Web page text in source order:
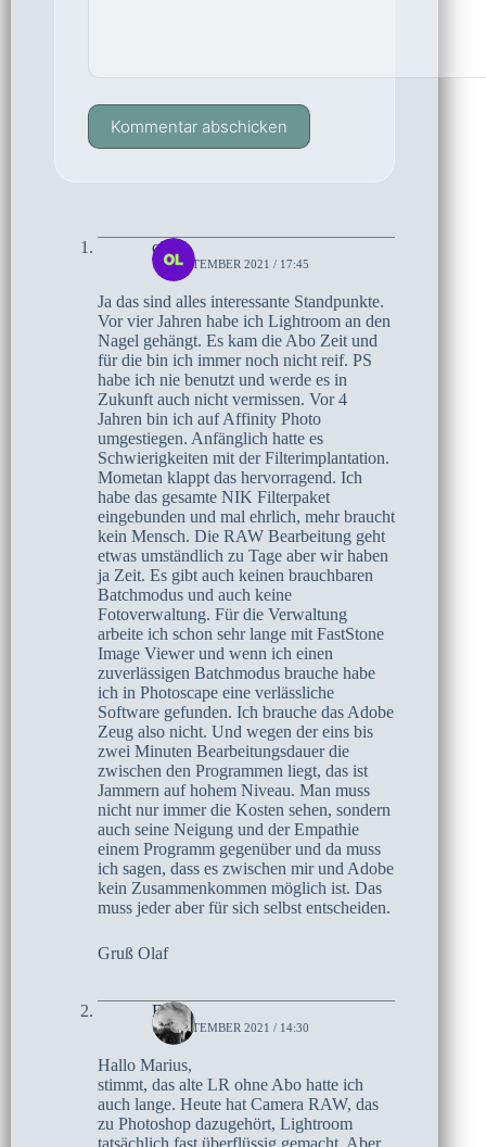
Kommentar abschicken
olaf
19. SEPTEMBER 2021 / 17:45
Ja das sind alles interessante Standpunkte.
Vor vier Jahren habe ich Lightroom an den
Nagel gehängt. Es kam die Abo Zeit und
für die bin ich immer noch nicht reif. PS
habe ich nie benutzt und werde es in
Zukunft auch nicht vermissen. Vor 4
Jahren bin ich auf Affinity Photo
umgestiegen. Anfänglich hatte es
Schwierigkeiten mit der Filterimplantation.
Mometan klappt das hervorragend. Ich
habe das gesamte NIK Filterpaket
eingebunden und mal ehrlich, mehr braucht
kein Mensch. Die RAW Bearbeitung geht
etwas umständlich zu Tage aber wir haben
ja Zeit. Es gibt auch keinen brauchbaren
Batchmodus und auch keine
Fotoverwaltung. Für die Verwaltung
arbeite ich schon sehr lange mit FastStone
Image Viewer und wenn ich einen
zuverlässigen Batchmodus brauche habe
ich in Photoscape eine verlässliche
Software gefunden. Ich brauche das Adobe
Zeug also nicht. Und wegen der eins bis
zwei Minuten Bearbeitungsdauer die
zwischen den Programmen liegt, das ist
Jammern auf hohem Niveau. Man muss
nicht nur immer die Kosten sehen, sondern
auch seine Neigung und der Empathie
einem Programm gegenüber und da muss
ich sagen, dass es zwischen mir und Adobe
kein Zusammenkommen möglich ist. Das
muss jeder aber für sich selbst entscheiden.
Gruß Olaf
Elke
19. SEPTEMBER 2021 / 14:30
Hallo Marius,
stimmt, das alte LR ohne Abo hatte ich
auch lange. Heute hat Camera RAW, das
zu Photoshop dazugehört, Lightroom
tatsächlich fast überflüssig gemacht. Aber